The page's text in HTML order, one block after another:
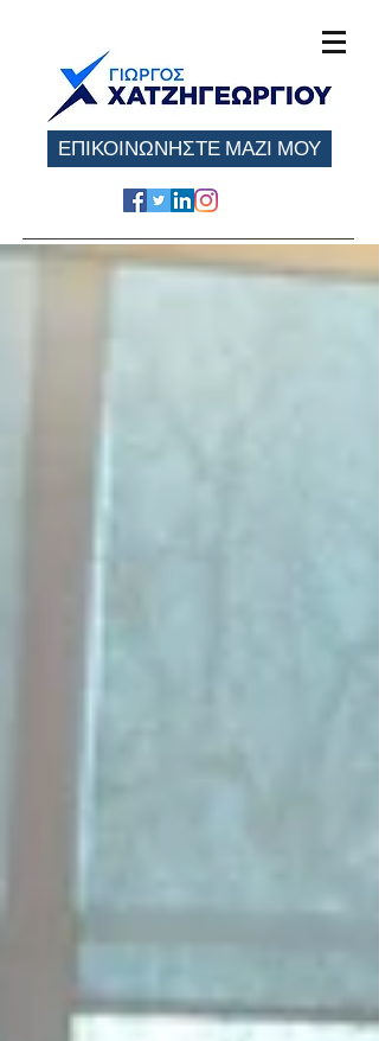
ΕΠΙΚΟΙΝΩΝΗΣΤΕ ΜΑΖΙ ΜΟΥ